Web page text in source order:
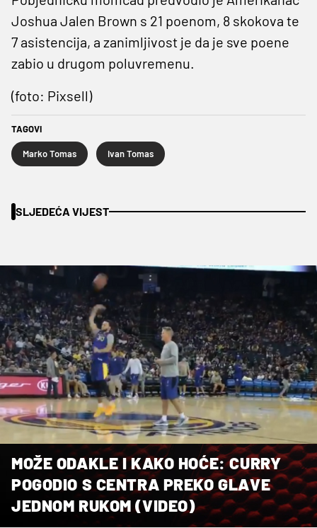
Joshua Jalen Brown s 21 poenom, 8 skokova te
7 asistencija, a zanimljivost je da je sve poene
zabio u drugom poluvremenu.
(foto: Pixsell)
TAGOVI
Marko Tomas Ivan Tomas
SLJEDEĆA VIJEST
MOŽE ODAKLE I KAKO HOĆE: CURRY
POGODIO S CENTRA PREKO GLAVE
JEDNOM RUKOM (VIDEO)